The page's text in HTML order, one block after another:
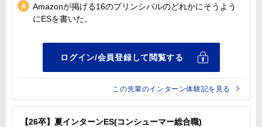
Amazonが掲げる16のプリンシパルのどれかにそうよう
にESを書いた。
この先輩のインターン体験記を見る
【26卒】夏インターンES(コンシューマー総合職)